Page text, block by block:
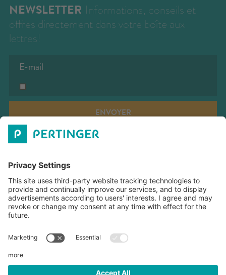
NEWSLETTER Informations, conseils et
offres directement dans votre boîte aux
lettres!
ENVOYER
LES HEURES D'OUVERTURE
TÉLÉCHARGEMENTS